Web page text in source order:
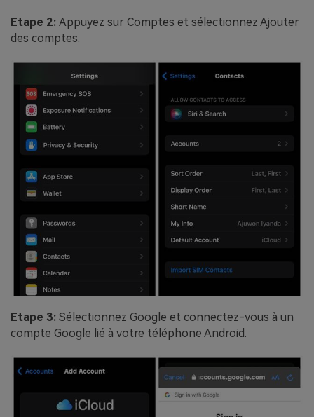
Etape 2: Appuyez sur Comptes et sélectionnez Ajouter
des comptes.
Etape 3: Sélectionnez Google et connectez-vous à un
compte Google lié à votre téléphone Android.